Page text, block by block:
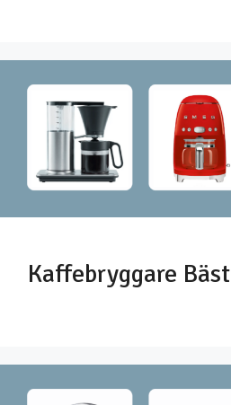
Kaffebryggare